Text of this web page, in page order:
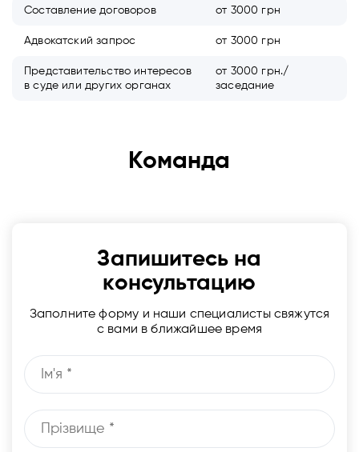
Составление договоров от 3000 грн
Адвокатский запрос от 3000 грн
Представительство интересов
в суде или других органах
от 3000 грн./
заседание
Команда
Запишитесь на
консультацию
Заполните форму и наши специалисты свяжутся
с вами в ближайшее время